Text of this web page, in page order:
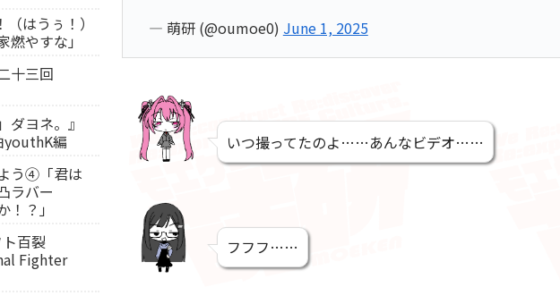
— 萌研 (@oumoe0) June 1, 2025
いつ撮ってたのよ……あんなビデオ……
フフフ……
はうぅ！）
やすな」
十三回
ダヨネ。』
編
う④「君は
ラバー
？」
百裂
Fighter